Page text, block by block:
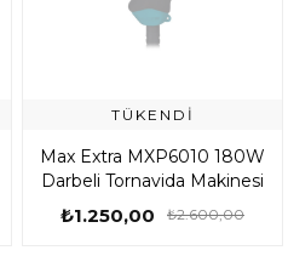
TÜKENDI
Max Extra MXP6010 180W
Darbeli Tornavida Makinesi
₺1.250,00 ₺2.600,00